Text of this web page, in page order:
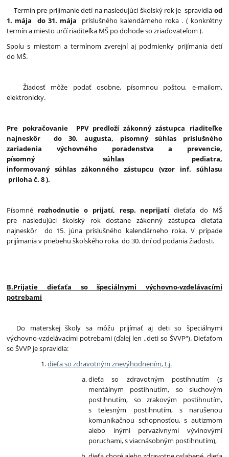
Termín pre prijímanie detí na nasledujúci školský rok je spravidla od
1. mája do 31. mája
príslušného kalendárneho roka . ( konkrétny
termín a miesto určí riaditeľka MŠ po dohode so zriaďovateľom ).
Spolu s miestom a termínom zverejní aj podmienky prijímania detí
do MŠ.
Žiadosť môže podať osobne, písomnou poštou, e-mailom,
elektronicky.
Pre pokračovanie PPV predloží zákonný zástupca riaditeľke
najneskôr do 30. augusta, písomný súhlas príslušného
zariadenia výchovného poradenstva a prevencie,
písomný súhlas pediatra,
informovaný súhlas zákonného zástupcu (vzor inf. súhlasu
príloha č. 8 ).
Písomné rozhodnutie o prijatí, resp. neprijatídieťaťa do MŠ
pre nasledujúci školský rok dostane zákonný zástupca dieťaťa
najneskôr do 15. júna príslušného kalendárneho roka. V prípade
prijímania v priebehu školského roka do 30. dní od podania žiadosti.
B.Prijatie dieťaťa so špeciálnymi výchovno-vzdelávacími
potrebami
Do materskej školy sa môžu prijímať aj deti so špeciálnymi
výchovno-vzdelávacími potrebami (ďalej len „deti so ŠVVP“). Dieťaťom
so ŠVVP je spravidla:
dieťa so zdravotným znevýhodnením, t.j.
dieťa so zdravotným postihnutím (s
mentálnym postihnutím, so sluchovým
postihnutím, so zrakovým postihnutím,
s telesným postihnutím, s narušenou
komunikačnou schopnosťou, s autizmom
alebo inými pervazívnymi vývinovými
poruchami, s viacnásobným postihnutím),